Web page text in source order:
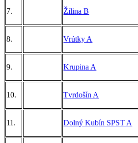
7. Žilina B
8. Vrútky A
9. Krupina A
10. Tvrdošín A
11. Dolný Kubín SPST A